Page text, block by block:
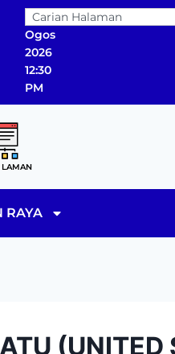
06
Ogos
2026
12:30
PM
LAMAN
RAYA